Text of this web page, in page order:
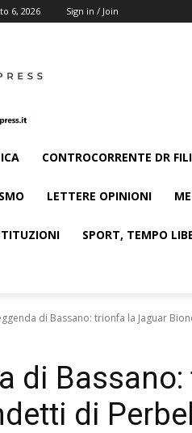
6, 2026 Sign in / Join
CONTROCORRENTE DR
LETTERE OPINIONI
SPORT, TEMPO
di Bassano: trionfa la Jaguar
di
di